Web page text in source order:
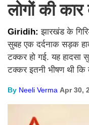
लोगों की
Giridih:झारखंड के
सुबह एक दर्दनाक सड़क
टक्कर हो गई. यह हादसा
टक्कर इतनी भीषण थी कि
By Neeli Verma Apr 30,